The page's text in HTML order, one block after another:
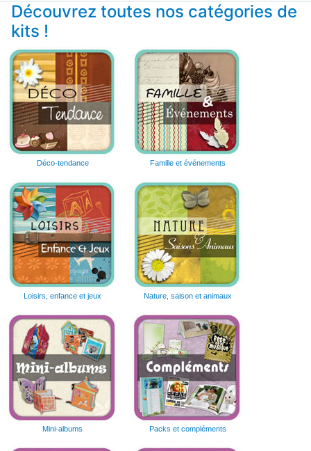
Découvrez toutes nos catégories de
kits !
Déco-tendance Famille et événements
Loisirs, enfance et jeux Nature, saison et animaux
Mini-albums Packs et compléments